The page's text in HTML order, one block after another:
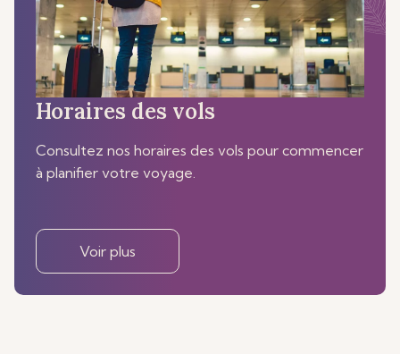
Horaires des vols
Consultez nos horaires des vols pour commencer
à planifier votre voyage.
Voir plus